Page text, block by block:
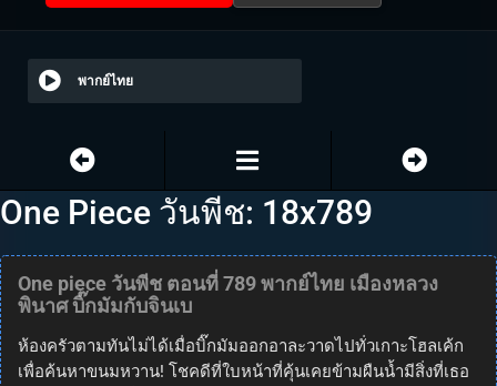
พากย์ไทย
One Piece วันพีช: 18x789
One piece วันพีช ตอนที่ 789 พากย์ไทย เมืองหลวง
พินาศ บิ๊กมัมกับจินเบ
ห้องครัวตามทันไม่ได้เมื่อบิ๊กมัมออกอาละวาดไปทั่วเกาะโฮลเค้ก
เพื่อค้นหาขนมหวาน! โชคดีที่ใบหน้าที่คุ้นเคยข้ามผืนน้ำมีสิ่งที่เธอ